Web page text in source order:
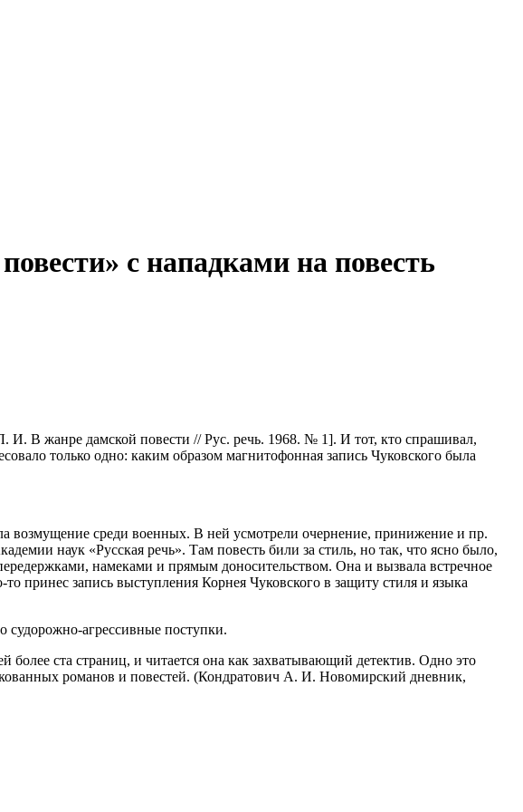
с нападками на повесть
И. В жанре дамской повести // Рус. речь. 1968. № 1]. И тот, кто спрашивал,
только одно: каким образом магнитофонная запись Чуковского была
возмущение среди военных. В ней усмотрели очернение, принижение и пр.
наук «Русская речь». Там повесть били за стиль, но так, что ясно было,
намеками и прямым доносительством. Она и вызвала встречное
принес запись выступления Корнея Чуковского в защиту стиля и языка
судорожно-агрессивные поступки.
ста страниц, и читается она как захватывающий детектив. Одно это
романов и повестей. (Кондратович А. И. Новомирский дневник,